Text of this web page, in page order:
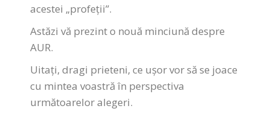
acestei „profeții”.
Astăzi vă prezint o nouă minciună despre
AUR.
Uitați, dragi prieteni, ce ușor vor să se joace
cu mintea voastră în perspectiva
următoarelor alegeri.